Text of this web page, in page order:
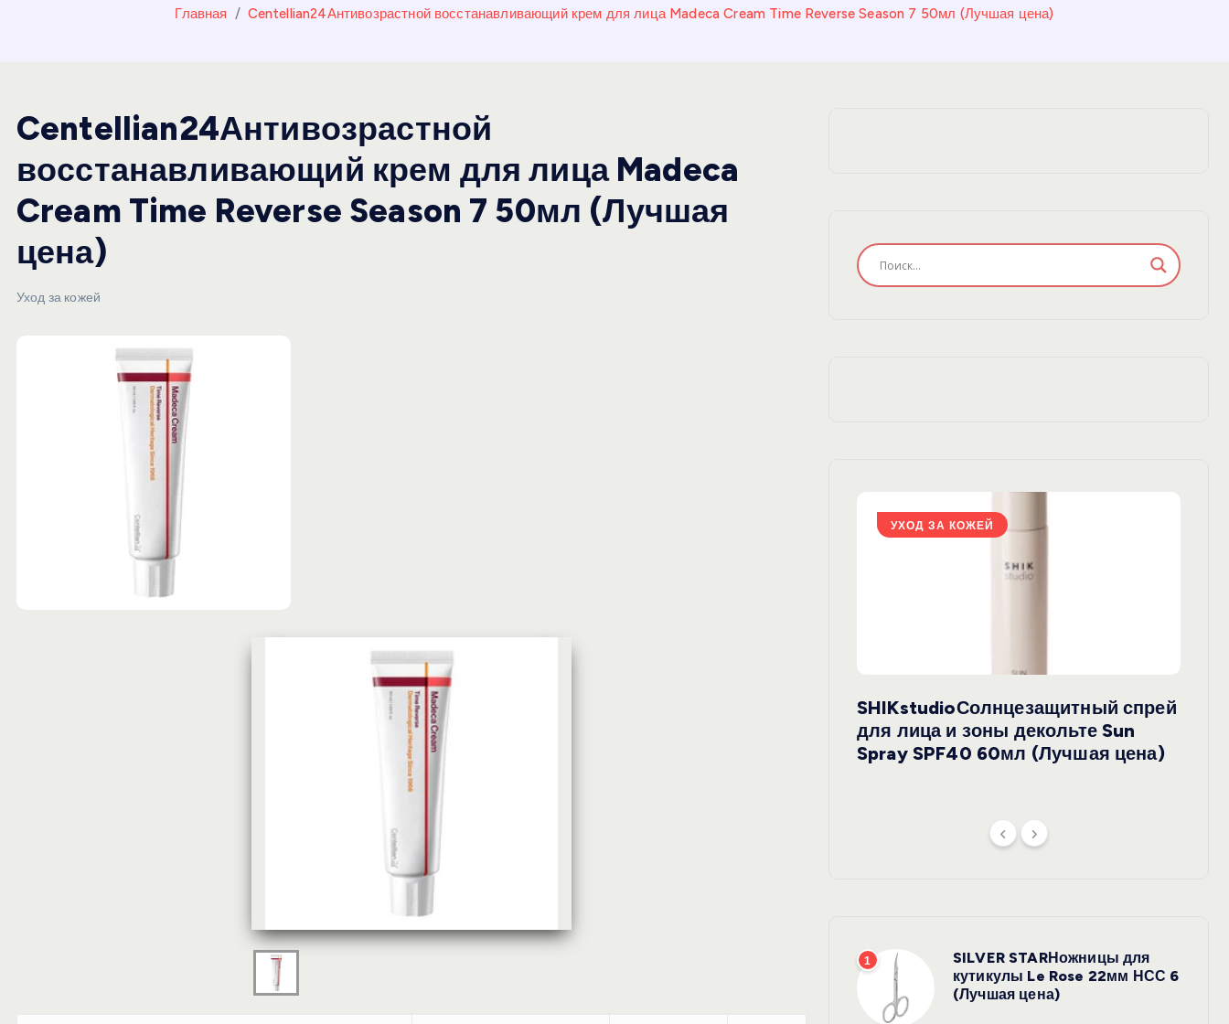
Главная Centellian24Антивозрастной восстанавливающий крем для лица Madeca Cream Time Reverse Season 7 50мл (Лучшая цена)
Centellian24Антивозрастной
восстанавливающий крем для лица Madeca
Cream Time Reverse Season 7 50мл (Лучшая
цена)
Уход за кожей
УХОД ЗА КОЖЕЙ
SHIKstudioСолнцезащитный спрей
для лица и зоны декольте Sun
Spray SPF40 60мл (Лучшая цена)
1
SILVER STARНожницы для
кутикулы Le Rose 22мм НСС 6
(Лучшая цена)